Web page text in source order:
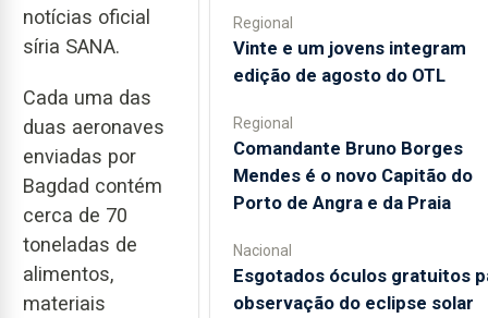
notícias oficial
síria SANA.
Cada uma das
duas aeronaves
enviadas por
Bagdad contém
cerca de 70
toneladas de
alimentos,
materiais
Regional
Vinte e um jovens integram
edição de agosto do OTL
Regional
Comandante Bruno Borges
Mendes é o novo Capitão do
Porto de Angra e da Praia
Nacional
Esgotados óculos gratuitos
observação do eclipse solar